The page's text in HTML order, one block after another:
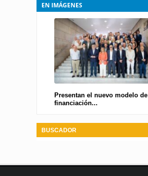
EN IMÁGENES
Presentan el nuevo modelo de
financiación...
BUSCADOR